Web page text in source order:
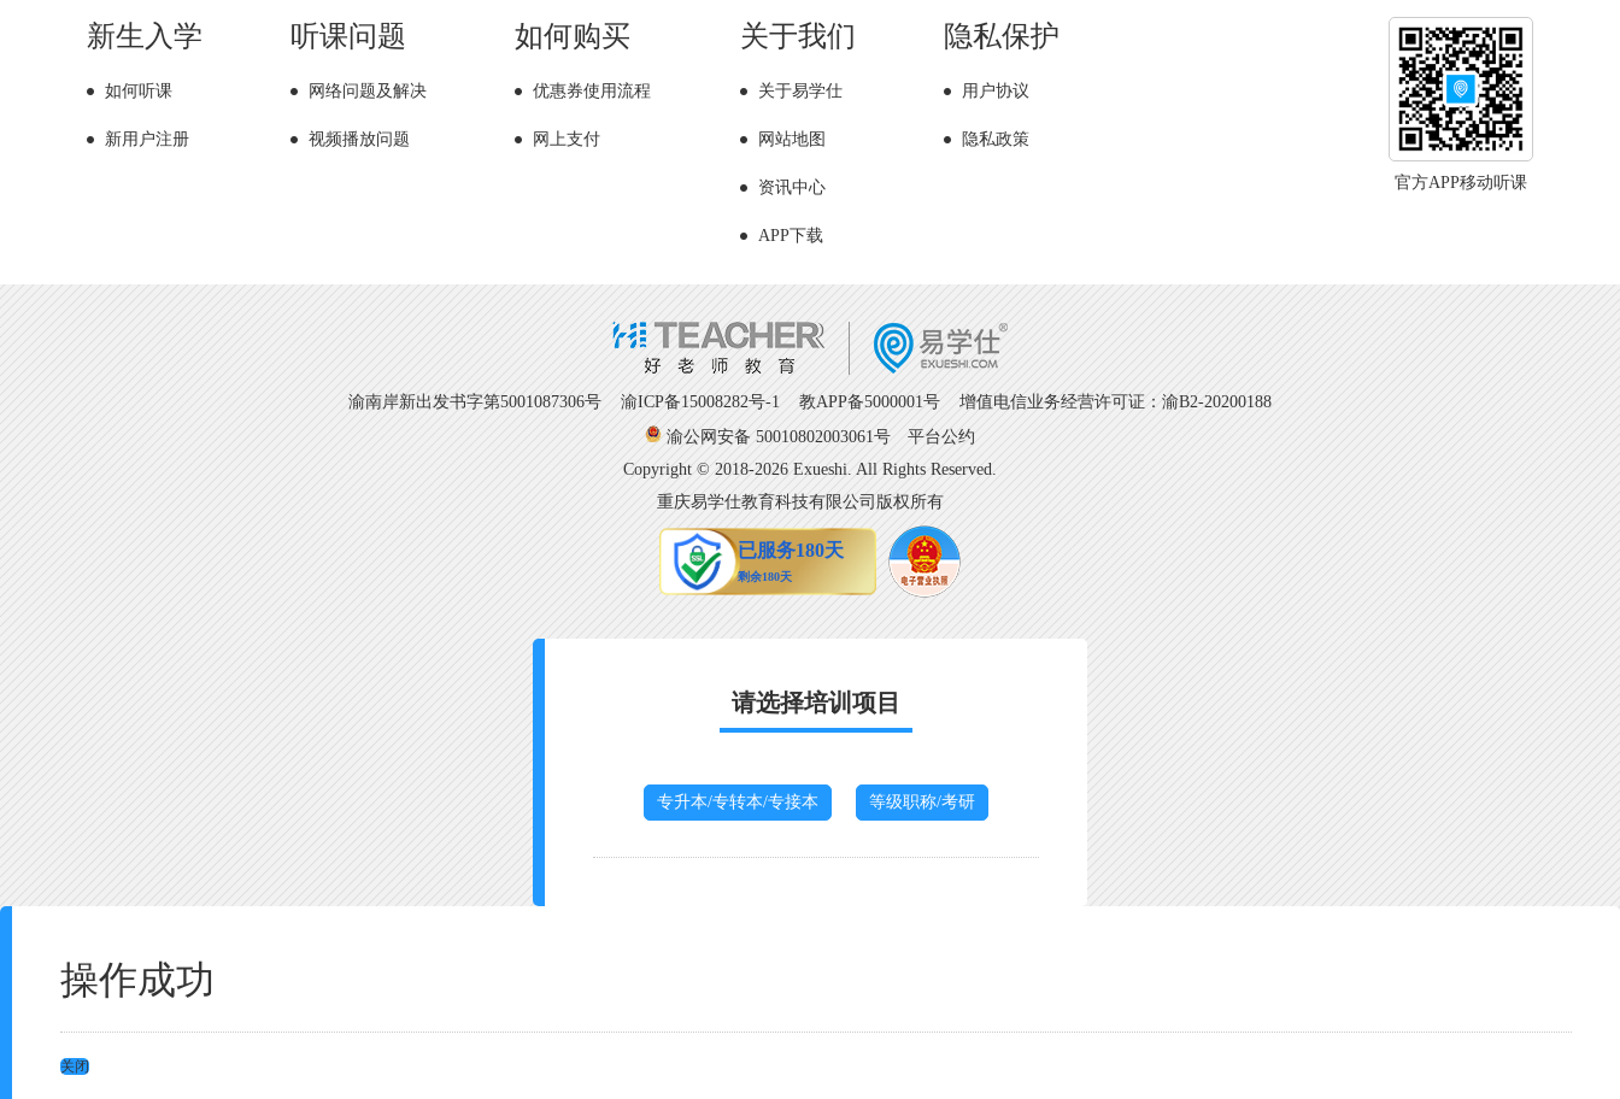
新生入学
如何听课
新用户注册
听课问题
网络问题及解决
视频播放问题
如何购买
优惠券使用流程
网上支付
关于我们
关于易学仕
网站地图
资讯中心
APP下载
隐私保护
用户协议
隐私政策
官方APP移动听课
渝南岸新出发书字第5001087306号 渝ICP备15008282号-1 教APP备5000001号 增值电信业务经营许可证：渝B2-20200188
渝公网安备 50010802003061号
平台公约
Copyright © 2018-2026 Exueshi. All Rights Reserved.
重庆易学仕教育科技有限公司版权所有
请选择培训项目
专升本/专转本/专接本 等级职称/考研
操作成功
关闭